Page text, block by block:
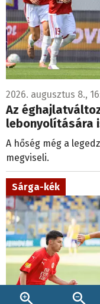
2026. augusztus 8.,
Az
lebonyolítására
A hőség még a
megviseli.
Sárga-kék